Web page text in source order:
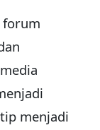
forum
media
menjadi